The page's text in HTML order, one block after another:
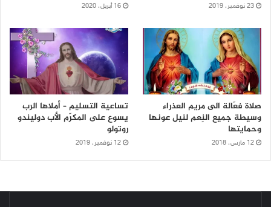
23 نوفمبر، 2019 16 أبريل، 2020
صلاة فعّالة الى مريم العذراء
وسيطة جميع النِعم لنيل عونها
وحمايتها
12 مارس، 2018
تساعية التسليم – أملاها الرب
يسوع على المكرّم الأب دوليندو
روتولو
12 نوفمبر، 2019